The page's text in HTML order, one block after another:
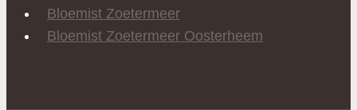
Bloemist Zoetermeer
Bloemist Zoetermeer Oosterheem